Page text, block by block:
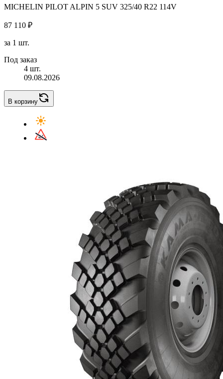
MICHELIN PILOT ALPIN 5 SUV 325/40 R22 114V
87 110 ₽
за 1 шт.
Под заказ
4 шт.
09.08.2026
В корзину